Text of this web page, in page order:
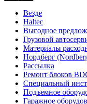
Везде
Haltec
Выгодное
Грузовой
Материалы
Нордберг
Рассылка
Ремонт блоков
Специальный
Подъемное
Гаражное